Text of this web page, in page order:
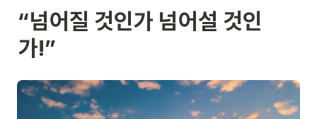
“넘어질 것인가 넘어설 것인
가!”